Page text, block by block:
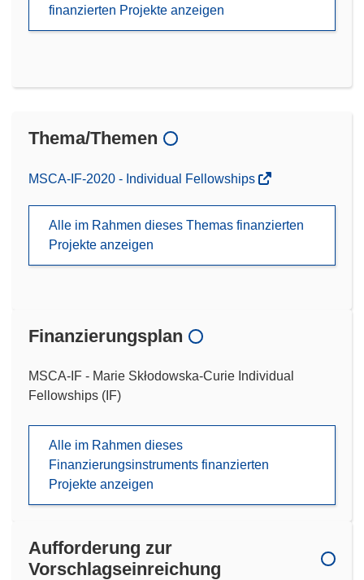
finanzierten Projekte anzeigen
Thema/Themen
MSCA-IF-2020 - Individual Fellowships
Alle im Rahmen dieses Themas finanzierten
Projekte anzeigen
Finanzierungsplan
MSCA-IF - Marie Skłodowska-Curie Individual
Fellowships (IF)
Alle im Rahmen dieses
Finanzierungsinstruments finanzierten
Projekte anzeigen
Aufforderung zur
Vorschlagseinreichung